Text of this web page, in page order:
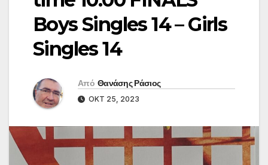
Boys Singles 14 – Girls
Singles 14
Από Θανάσης Ράσιος
ΟΚΤ 25, 2023